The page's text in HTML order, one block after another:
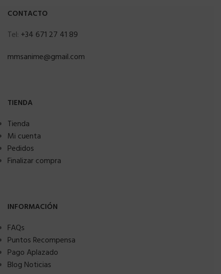
CONTACTO
Tel: +34 671 27 41 89
mmsanime@gmail.com
TIENDA
Tienda
Mi cuenta
Pedidos
Finalizar compra
INFORMACIÓN
FAQs
Puntos Recompensa
Pago Aplazado
Blog Noticias